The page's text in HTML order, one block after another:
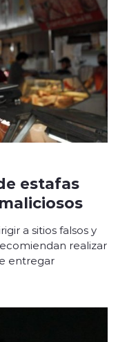
estafas
a sitios falsos y
realizar
entregar